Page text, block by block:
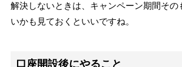
解決しないときは、キャンペーン期間その
いかも見ておくといいですね。
口座開設後にやること